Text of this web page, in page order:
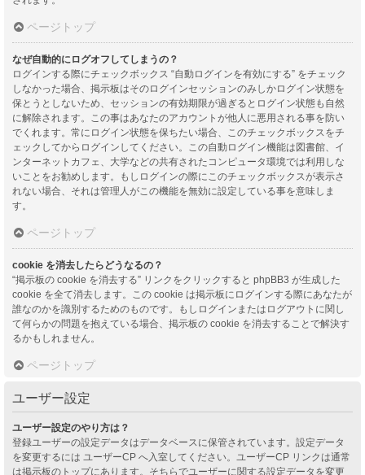
ページトップ
なぜ自動的にログオフしてしまうの？
ログインする際にチェックボックス “自動ログインを有効にする” をチェック
しなかった場合、掲示板はそのログインセッションのみしかログイン状態を
保とうとしないため、セッションの有効期限が過ぎるとログイン状態も自然
に解除されます。この事はあなたのアカウントが他人に悪用される事を防い
でくれます。常にログイン状態を保ちたい場合、このチェックボックスをチ
ェックしてからログインしてください。この自動ログイン機能は図書館、イ
ンターネットカフェ、大学などの共有されたコンピュータ環境では利用しな
いことをお勧めします。もしログインの際にこのチェックボックスが表示さ
れない場合、それは管理人がこの機能を無効に設定している事を意味しま
す。
ページトップ
cookie を消去したらどうなるの？
“掲示板の cookie を消去する” リンクをクリックすると phpBB3 が生成した
cookie を全て消去します。この cookie は掲示板にログインする際にあなたが
誰なのかを識別するためのものです。もしログインまたはログアウトに関し
て何らかの問題を抱えている場合、掲示板の cookie を消去することで解決す
るかもしれません。
ページトップ
ユーザー設定
ユーザー設定のやり方は？
登録ユーザーの設定データはデータベースに保管されています。設定データ
を変更するには ユーザーCP へ入室してください。ユーザーCP リンクは通常
は掲示板のトップにあります。そちらでユーザーに関する設定データを変更